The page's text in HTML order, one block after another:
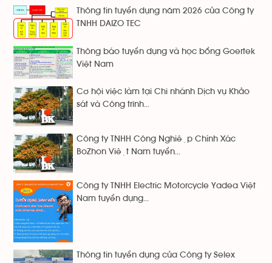
Thông tin tuyển dụng năm 2026 của Công ty
TNHH DAIZO TEC
Thông báo tuyển dụng và học bổng Goertek
Việt Nam
Cơ hội việc làm tại Chi nhánh Dịch vụ Khảo
sát và Công trình...
Công ty TNHH Công Nghiệp Chính Xác
BoZhon Việt Nam tuyển...
Công ty TNHH Electric Motorcycle Yadea Việt
Nam tuyển dụng...
Thông tin tuyển dụng của Công ty Selex